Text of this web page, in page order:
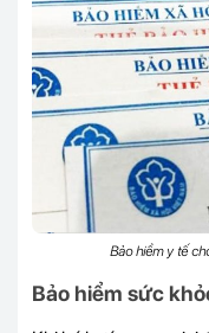
Bảo hiểm y tế
Bảo hiểm sức